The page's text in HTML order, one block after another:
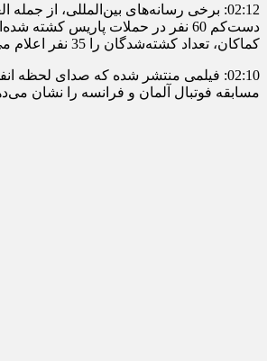
02:12: برخی رسانه‌های بین‌المللی، از جمله
دست‌کم 60 نفر در حملات پاریس کشته
کماکان، تعداد کشته‌شدگان را 35 نفر اعلام می‌کنند.
02:10: فیلمی منتشر شده که صدای لحظه
مسابقه فوتبال آلمان و فرانسه را نشان